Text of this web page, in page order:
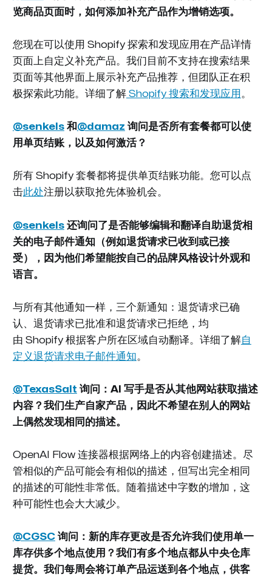
览商品页面时，如何添加补充产品作为增销选项。
您现在可以使用 Shopify 探索和发现应用在产品详情
页面上自定义补充产品。我们目前不支持在搜索结果
页面等其他界面上展示补充产品推荐，但团队正在积
极探索此功能。详细了解Shopify 搜索和发现应用 。
@senkels和@damaz 询问是否所有套餐都可以使
用单页结账，以及如何激活？
所有 Shopify 套餐都将提供单页结账功能。您可以点
击此处注册以获取抢先体验机会。
@senkels还询问了是否能够编辑和翻译自助退货相
关的电子邮件通知（例如退货请求已收到或已接
受），因为他们希望能按自己的品牌风格设计外观和
语言。
与所有其他通知一样，三个新通知：退货请求已确
认、退货请求已批准和退货请求已拒绝，均
由 Shopify 根据客户所在区域自动翻译。详细了解自
定义退货请求电子邮件通知。
@TexasSalt 询问：AI 写手是否从其他网站获取描述
内容？我们生产自家产品，因此不希望在别人的网站
上偶然发现相同的描述。
OpenAI Flow 连接器根据网络上的内容创建描述。尽
管相似的产品可能会有相似的描述，但写出完全相同
的描述的可能性非常低。随着描述中字数的增加，这
种可能性也会大大减少。
@CGSC询问：新的库存更改是否允许我们使用单一
库存供多个地点使用？我们有多个地点都从中央仓库
提货。我们每周会将订单产品运送到各个地点，供客